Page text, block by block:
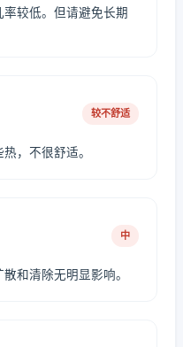
较低。但请避免长期
较不舒适
，不很舒适。
中
和清除无明显影响。